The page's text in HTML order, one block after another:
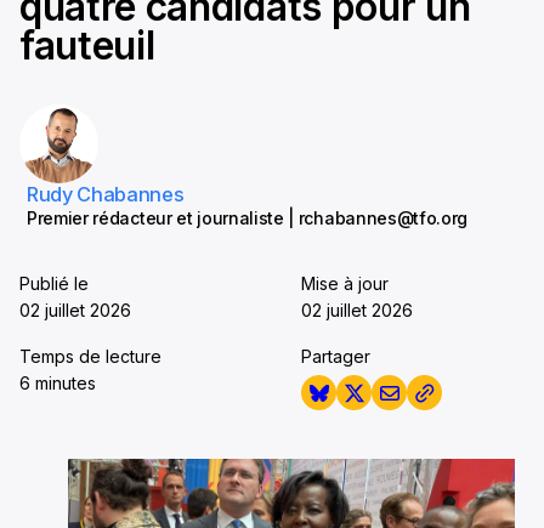
fauteuil
Rudy Chabannes
Premier rédacteur et journaliste | rchabannes@tfo.org
Publié le
02 juillet 2026
Mise à jour
02 juillet 2026
Temps de lecture
6 minutes
Partager